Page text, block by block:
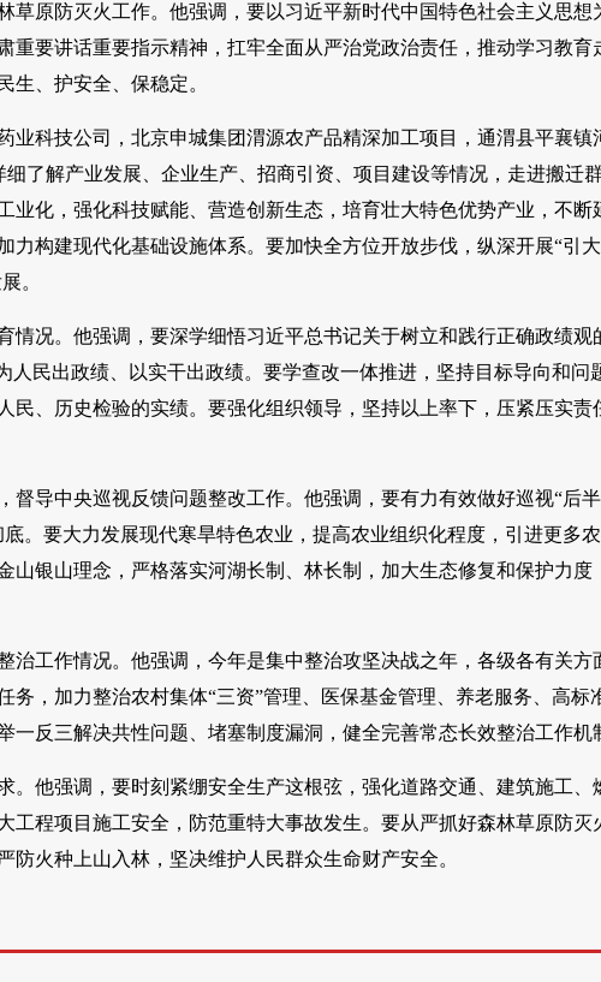
原防灭火工作。他强调，要以习近平新时代中国特色社会主义思想
要讲话重要指示精神，扛牢全面从严治党政治责任，推动学习教育
生、护安全、保稳定。
科技公司，北京申城集团渭源农产品精深加工项目，通渭县平襄镇
了解产业发展、企业生产、招商引资、项目建设等情况，走进搬迁
化，强化科技赋能、营造创新生态，培育壮大特色优势产业，不断
构建现代化基础设施体系。要加快全方位开放步伐，纵深开展“引
。
况。他强调，要深学细悟习近平总书记关于树立和践行正确政绩观
民出政绩、以实干出政绩。要学查改一体推进，坚持目标导向和问
、历史检验的实绩。要强化组织领导，坚持以上率下，压紧压实责
导中央巡视反馈问题整改工作。他强调，要有力有效做好巡视“后
。要大力发展现代寒旱特色农业，提高农业组织化程度，引进更多
银山理念，严格落实河湖长制、林长制，加大生态修复和保护力度
工作情况。他强调，今年是集中整治攻坚决战之年，各级各有关方
，加力整治农村集体“三资”管理、医保基金管理、养老服务、高标
反三解决共性问题、堵塞制度漏洞，健全完善常态长效整治工作机
他强调，要时刻紧绷安全生产这根弦，强化道路交通、建筑施工、
程项目施工安全，防范重特大事故发生。要从严抓好森林草原防灭
火种上山入林，坚决维护人民群众生命财产安全。